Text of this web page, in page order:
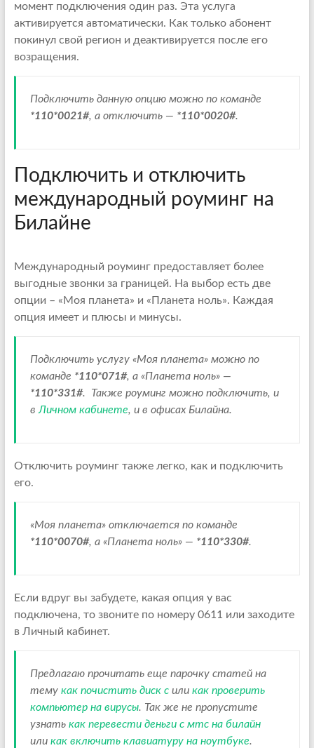
момент подключения один раз. Эта услуга
активируется автоматически. Как только абонент
покинул свой регион и деактивируется после его
возращения.
Подключить данную опцию можно по команде
*110*0021#, а отключить — *110*0020#.
Подключить и отключить
международный роуминг на
Билайне
Международный роуминг предоставляет более
выгодные звонки за границей. На выбор есть две
опции – «Моя планета» и «Планета ноль». Каждая
опция имеет и плюсы и минусы.
Подключить услугу «Моя планета» можно по
команде *110*071#, а «Планета ноль» —
*110*331#. Также роуминг можно подключить, и
в Личном кабинете, и в офисах Билайна.
Отключить роуминг также легко, как и подключить
его.
«Моя планета» отключается по команде
*110*0070#, а «Планета ноль» — *110*330#.
Если вдруг вы забудете, какая опция у вас
подключена, то звоните по номеру 0611 или заходите
в Личный кабинет.
Предлагаю прочитать еще парочку статей на
тему как почистить диск сили как проверить
компьютер на вирусы. Так же не пропустите
узнать как перевести деньги с мтс на билайн
или как включить клавиатуру на ноутбуке.